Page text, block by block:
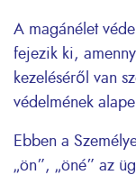
A magánélet
fejezik ki,
kezeléséről van
védelmének
Ebben a
„ön”, „öné” az